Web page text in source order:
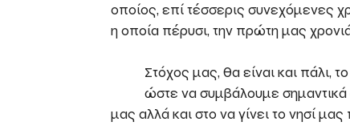
οποίος, επί τέσσερις συνεχόμενες
η οποία πέρυσι, την πρώτη μας
Στόχος μας, θα είναι και πάλι,
ώστε να συμβάλουμε σημαντικά
μας αλλά και στο να γίνει το νησί